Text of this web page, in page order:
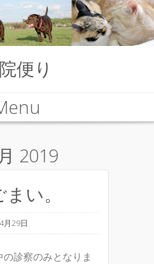
便り
2019
い。
月29日
診察のみとなりま